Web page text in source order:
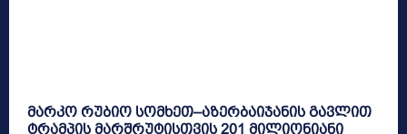
მარკო რუბიო სომხეთ–აზერბაიჯანის გავლით
ტრამპის მარშრუტისთვის 201 მილიონიანი